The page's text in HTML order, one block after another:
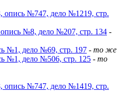
№747, дело №1219, стр.
№8, дело №207, стр. 134 -
№1, дело №69, стр. 197 - то же
№1, дело №506, стр. 125 - то
№747, дело №1419, стр.